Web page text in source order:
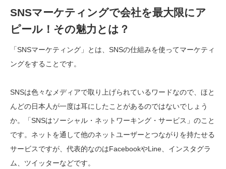
SNSマーケティングで会社を最大限にア
ピール！その魅力とは？
「SNSマーケティング」とは、SNSの仕組みを使ってマーケティ
ングをすることです。
SNSは色々なメディアで取り上げられているワードなので、ほと
んどの日本人が一度は耳にしたことがあるのではないでしょう
か。「SNSはソーシャル・ネットワーキング・サービス」のこと
です。ネットを通して他のネットユーザーとつながりを持たせる
サービスですが、代表的なのはFacebookやLine、インスタグラ
ム、ツイッターなどです。